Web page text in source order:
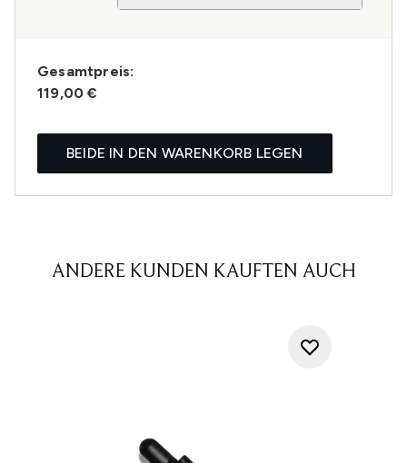
Gesamtpreis:
119,00 €
BEIDE IN DEN WARENKORB LEGEN
ANDERE KUNDEN KAUFTEN AUCH